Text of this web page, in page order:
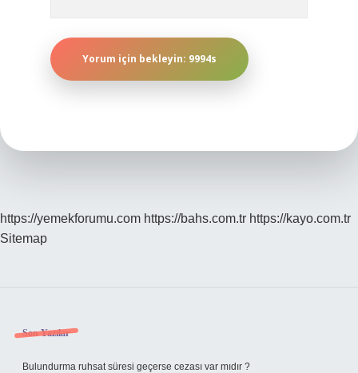
https://yemekforumu.com https://bahs.com.tr https://kayo.com.tr
Sitemap
Sidebar
Son Yazılar
Bulundurma ruhsat süresi geçerse cezası var mıdır ?